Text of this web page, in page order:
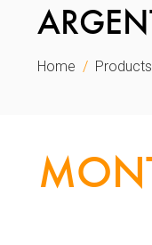
Home Products